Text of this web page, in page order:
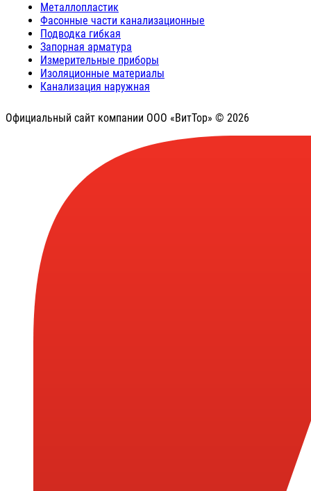
Металлопластик
Фасонные части канализационные
Подводка гибкая
Запорная арматура
Измерительные приборы
Изоляционные материалы
Канализация наружная
Официальный сайт компании ООО «ВитТор» © 2026